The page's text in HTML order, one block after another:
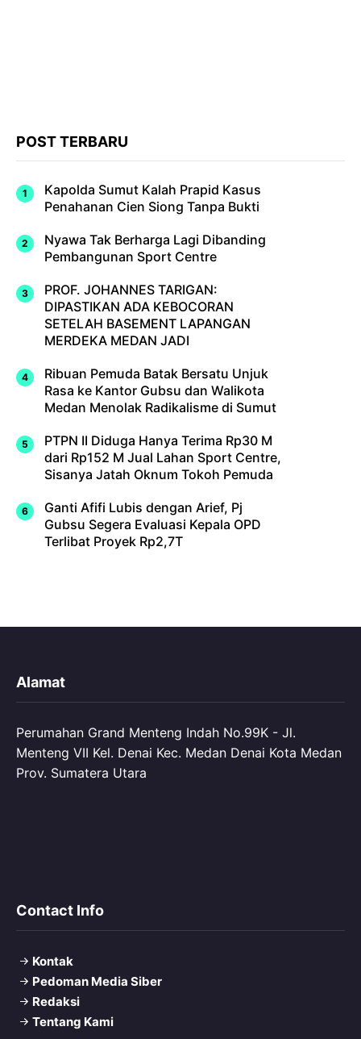
POST TERBARU
Kapolda Sumut Kalah Prapid Kasus
Penahanan Cien Siong Tanpa Bukti
Nyawa Tak Berharga Lagi Dibanding
Pembangunan Sport Centre
PROF. JOHANNES TARIGAN:
DIPASTIKAN ADA KEBOCORAN
SETELAH BASEMENT LAPANGAN
MERDEKA MEDAN JADI
Ribuan Pemuda Batak Bersatu Unjuk
Rasa ke Kantor Gubsu dan Walikota
Medan Menolak Radikalisme di Sumut
PTPN II Diduga Hanya Terima Rp30 M
dari Rp152 M Jual Lahan Sport Centre,
Sisanya Jatah Oknum Tokoh Pemuda
Ganti Afifi Lubis dengan Arief, Pj
Gubsu Segera Evaluasi Kepala OPD
Terlibat Proyek Rp2,7T
Alamat
Perumahan Grand Menteng Indah No.99K - Jl.
Menteng VII Kel. Denai Kec. Medan Denai Kota Medan
Prov. Sumatera Utara
Contact Info
Kontak
Pedoman Media Siber
Redaksi
Tentang Kami